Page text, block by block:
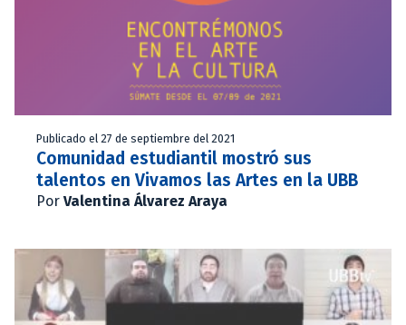
Publicado el 27 de septiembre del 2021
Comunidad estudiantil mostró sus
talentos en Vivamos las Artes en la UBB
Por Valentina Álvarez Araya